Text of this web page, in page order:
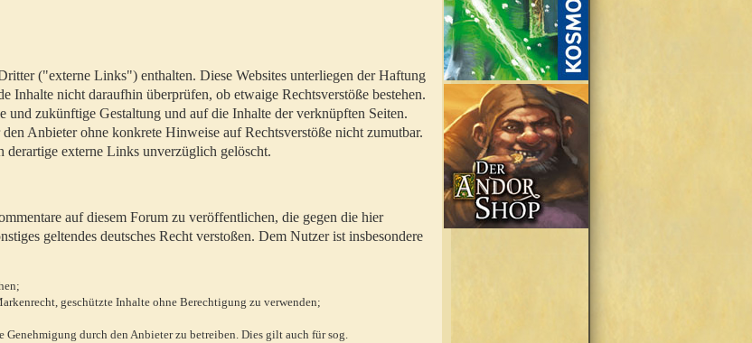
("externe Links") enthalten. Diese Websites unterliegen der Haftung
Inhalte nicht daraufhin überprüfen, ob etwaige Rechtsverstöße bestehen.
zukünftige Gestaltung und auf die Inhalte der verknüpften Seiten.
Anbieter ohne konkrete Hinweise auf Rechtsverstöße nicht zumutbar.
externe Links unverzüglich gelöscht.
auf diesem Forum zu veröffentlichen, die gegen die hier
geltendes deutsches Recht verstoßen. Dem Nutzer ist insbesondere
geschützte Inhalte ohne Berechtigung zu verwenden;
durch den Anbieter zu betreiben. Dies gilt auch für sog.